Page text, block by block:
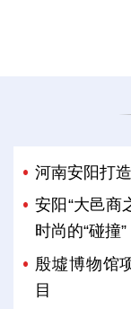
河南安阳打
安阳“大邑商
时尚的“碰撞”
殷墟博物馆
目